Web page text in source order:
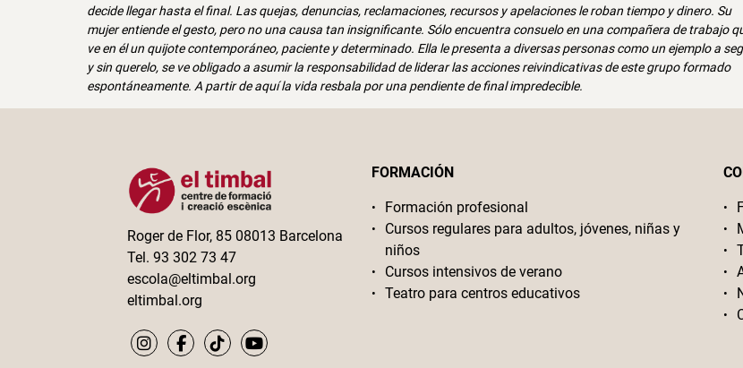
decide llegar hasta el final. Las quejas, denuncias, reclamaciones, recursos y apelaciones le roban tiempo y dinero. Su
mujer entiende el gesto, pero no una causa tan insignificante. Sólo encuentra consuelo en una compañera de trabajo
ve en él un quijote contemporáneo, paciente y determinado. Ella le presenta a diversas personas como un ejemplo a
y sin querelo, se ve obligado a asumir la responsabilidad de liderar las acciones reivindicativas de este grupo formado
espontáneamente. A partir de aquí la vida resbala por una pendiente de final impredecible.
Roger de Flor, 85 08013 Barcelona
Tel. 93 302 73 47
escola@eltimbal.org
eltimbal.org
FORMACIÓN
Formación profesional
Cursos regulares para adultos, jóvenes, niñas y
niños
Cursos intensivos de verano
Teatro para centros educativos